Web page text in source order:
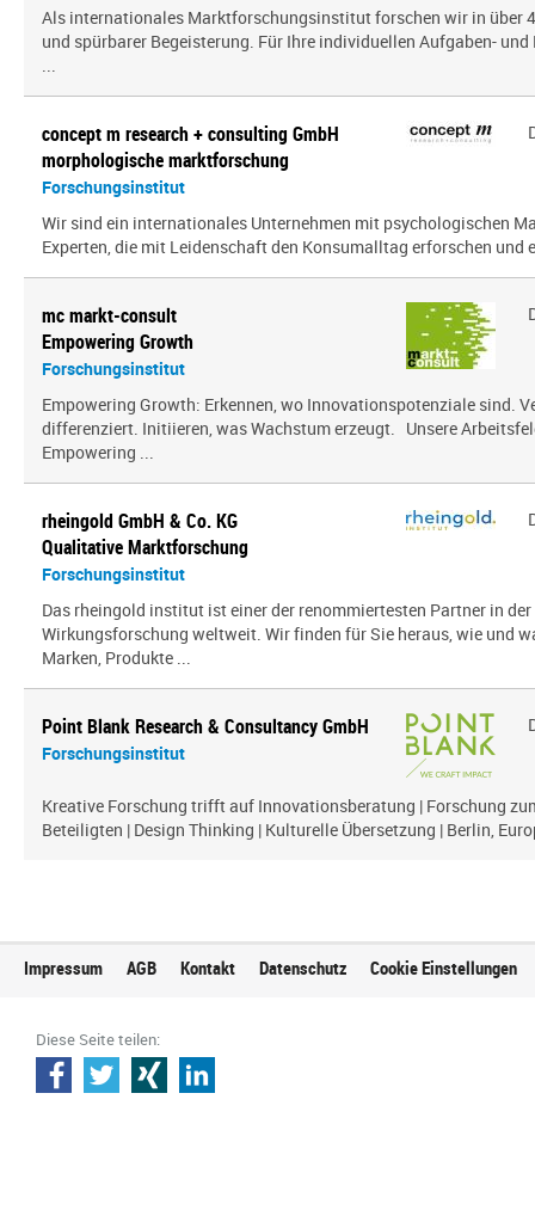
Als internationales Marktforschungsinstitut forschen wir in über
und spürbarer Begeisterung. Für Ihre individuellen Aufgaben-
...
concept m research + consulting GmbH
morphologische marktforschung
Forschungsinstitut
Wir sind ein inter­na­tio­nales Unternehmen mit psy­cho­lo­gi­schen
Experten, die mit Leidenschaft den Konsumalltag erfor­schen und
mc markt-consult
Empowering Growth
Forschungsinstitut
Empowering Growth: Erkennen, wo Innovationspotenziale sind.
differenziert. Initiieren, was Wachstum erzeugt. Unsere
Empowering ...
rheingold GmbH & Co. KG
Qualitative Marktforschung
Forschungsinstitut
Das rheingold institut ist einer der renommiertesten Partner in
Wirkungsforschung weltweit. Wir finden für Sie heraus, wie und
Marken, Produkte ...
Point Blank Research & Consultancy GmbH
Forschungsinstitut
Kreative Forschung trifft auf Innovationsberatung | Forschung
Beteiligten | Design Thinking | Kulturelle Übersetzung | Berlin,
Impressum AGB Kontakt Datenschutz Cookie Einstellungen
Diese Seite teilen: